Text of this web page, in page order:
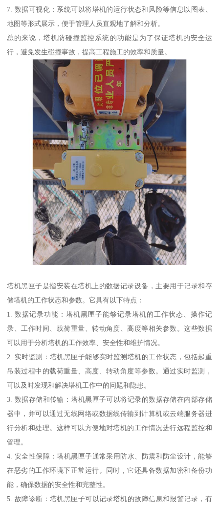
7. 数据可视化：系统可以将塔机的运行状态和风险等信息以图表、
地图等形式展示，便于管理人员直观地了解和分析。
总的来说，塔机防碰撞监控系统的功能是为了保证塔机的安全运
行，避免发生碰撞事故，提高工程施工的效率和质量。
塔机黑匣子是指安装在塔机上的数据记录设备，主要用于记录和存
储塔机的工作状态和参数。它具有以下特点：
1. 数据记录功能：塔机黑匣子能够记录塔机的工作状态、操作记
录、工作时间、载荷重量、转动角度、高度等相关参数。这些数据
可以用于分析塔机的工作效率、安全性和维护情况。
2. 实时监测：塔机黑匣子能够实时监测塔机的工作状态，包括起重
吊装过程中的载荷重量、高度、转动角度等参数。通过实时监测，
可以及时发现和解决塔机工作中的问题和隐患。
3. 数据存储和传输：塔机黑匣子可以将记录的数据存储在内部存储
器中，并可以通过无线网络或数据线传输到计算机或云端服务器进
行分析和处理。这样可以方便地对塔机的工作情况进行远程监控和
管理。
4. 安全性保障：塔机黑匣子通常采用防水、防震和防尘设计，能够
在恶劣的工作环境下正常运行。同时，它还具备数据加密和备份功
能，确保数据的安全性和完整性。
5. 故障诊断：塔机黑匣子可以记录塔机的故障信息和报警记录，有